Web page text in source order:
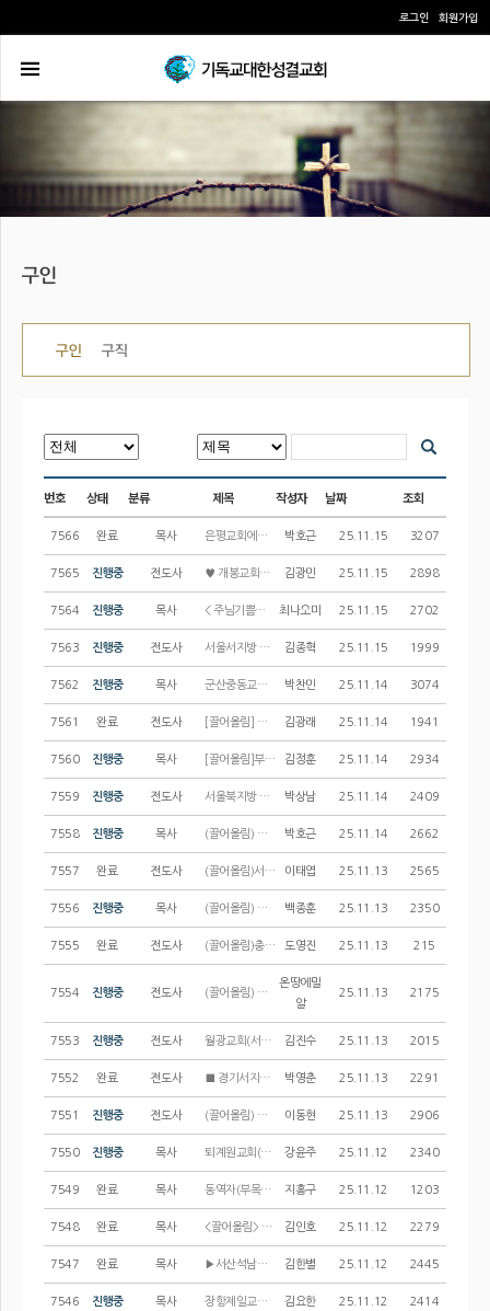
로그인 회원가입
번호 상태 분류 제목 작성자 날짜 조회
7566 완료 목사 은평교회에서 다문화부 사역자를 청빙합니다.(비사택전임) 박호근 25.11.15 3207
7565 진행중 전도사 ♥ 개봉교회에서 청년, 유아교회 교역자를 모십니다 ♥ 김광민 25.11.15 2898
7564 진행중 목사 < 주님기쁨의교회에서 소중한 동역자를 모십니다. > - 교육부 추가모집 최나오미 25.11.15 2702
7563 진행중 전도사 서울서지방 남북교회에서 전도사님을 모십니다. 김종혁 25.11.15 1999
7562 진행중 목사 군산중동교회에서 함께 동역할 부목사님을 모십니다. 박찬민 25.11.14 3074
7561 완료 전도사 [끌어올림] 서울북지방 호원교회에서 청년부 사역자(목사or전도사)를 모십니다. 김광래 25.11.14 1941
7560 진행중 목사 [끌어올림]부산서지방 영도성결교회에서 부목사님을 모십니다. 김정훈 25.11.14 2934
7559 진행중 전도사 서울북지방 은혜교회에서 전도사님 또는 부목사님을 모십니다. 박상남 25.11.14 2409
7558 진행중 목사 (끌어올림) 은평교회에서 동역할 중등부 전임교역자를 청빙합니다. 박호근 25.11.14 2662
7557 완료 전도사 (끌어올림)서울남지방 신덕교회에서 교육부 파트 전도사님을 모십니다. 이태엽 25.11.13 2565
7556 진행중 목사 (끌어올림) 서울수정교회에서 사역자를 모십니다. 백종훈 25.11.13 2350
7555 완료 전도사 (끌어올림)충서지방 서천중앙교회에서 함께할 파트전도사님을 모십니다 도영진 25.11.13 215
7554 진행중 전도사 (끌어올림) 온 땅에 밀알교회에서 파트(유치부) 전도사님을 모십니다.
온땅에밀
알
25.11.13 2175
7553 진행중 전도사 월광교회(서울지방회)에서 어린이부 파트 사역자를 모십니다 김진수 25.11.13 2015
7552 완료 전도사 ■ 경기서지방 군포 행복한교회에서 전담전도사님을 청빙합니다 ■ 박영춘 25.11.13 2291
7551 진행중 전도사 (끌어올림) 수원 영통성결교회에서 전담 (목사 및 전도사) 사역자를 모십니다. 이동현 25.11.13 2906
7550 진행중 목사 퇴계원교회(서울중앙지방)에서 함께 사역할 부목사님과 교육전도사님을 모십니다 ^^ 강윤주 25.11.12 2340
7549 완료 목사 동역자(부목사 및 전도사) 청빙 / 함열교회 지홍구 25.11.12 1203
7548 완료 목사 <끌어올림> 안양중앙교회에서 부목사님을 모십니다. 김인호 25.11.12 2279
7547 완료 목사 ▶서산석남교회에서 함께할 동역자를 구합니다◀ 김한별 25.11.12 2445
7546 진행중 목사 장항제일교회에서 함께 사역할 동역자를 모십니다.(끌어올림) 김요한 25.11.12 2414